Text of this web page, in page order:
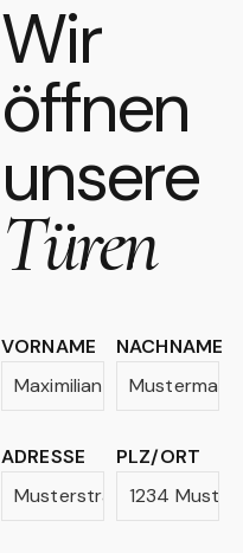
Wir
öffnen
unsere
Türen
VORNAME NACHNAME
ADRESSE PLZ/ORT